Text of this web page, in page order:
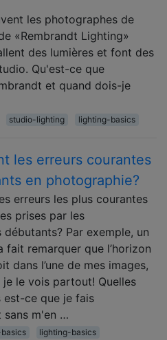
les photographes de
«Rembrandt Lighting»
des lumières et font des
Qu'est-ce que
et quand dois-je
studio-lighting lighting-basics
les erreurs courantes
en photographie?
erreurs les plus courantes
prises par les
Par exemple, un
fait remarquer que l’horizon
dans l’une de mes images,
le vois partout! Quelles
est-ce que je fais
sans m'en …
lighting-basics